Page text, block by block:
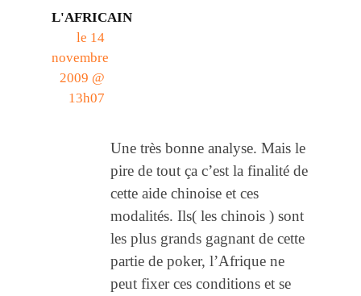
L'AFRICAIN
le 14
novembre
2009 @
13h07
Une très bonne analyse. Mais le
pire de tout ça c’est la finalité de
cette aide chinoise et ces
modalités. Ils( les chinois ) sont
les plus grands gagnant de cette
partie de poker, l’Afrique ne
peut fixer ces conditions et se